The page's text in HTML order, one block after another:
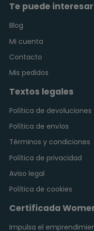
Te puede interesar
Blog
Mi cuenta
Contacto
Mis pedidos
Textos legales
Política de devoluciones
Política de envíos
Términos y condiciones
Política de privacidad
Aviso legal
Política de cookies
Certificada
Impulsa el